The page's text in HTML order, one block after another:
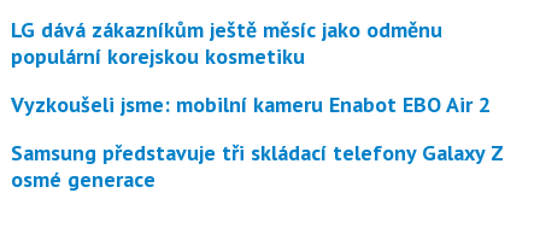
LG dává zákazníkům ještě měsíc jako odměnu
populární korejskou kosmetiku
Vyzkoušeli jsme: mobilní kameru Enabot EBO Air 2
Samsung představuje tři skládací telefony Galaxy Z
osmé generace